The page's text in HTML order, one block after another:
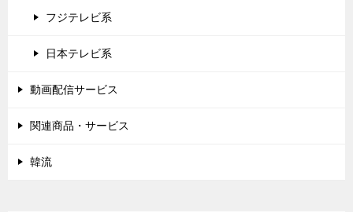
フジテレビ系
日本テレビ系
動画配信サービス
関連商品・サービス
韓流